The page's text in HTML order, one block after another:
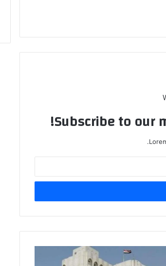
Subscribe to our